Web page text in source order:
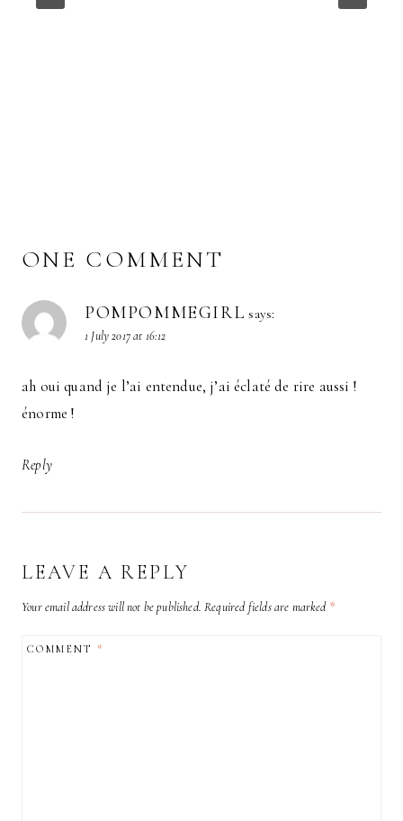
ONE COMMENT
POMPOMMEGIRL says:
1 July 2017 at 16:12
ah oui quand je l’ai entendue, j’ai éclaté de rire aussi !
énorme !
Reply
LEAVE A REPLY
Your email address will not be published. Required fields are marked *
COMMENT*